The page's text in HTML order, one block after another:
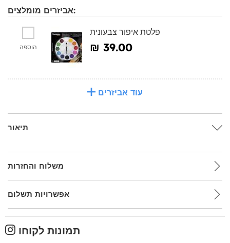
אביזרים מומלצים:
הוספה
פלטת איפור צבעונית
₪‎ 39.00
עוד אביזרים
תיאור
משלוח והחזרות
אפשרויות תשלום
תמונות לקוחו